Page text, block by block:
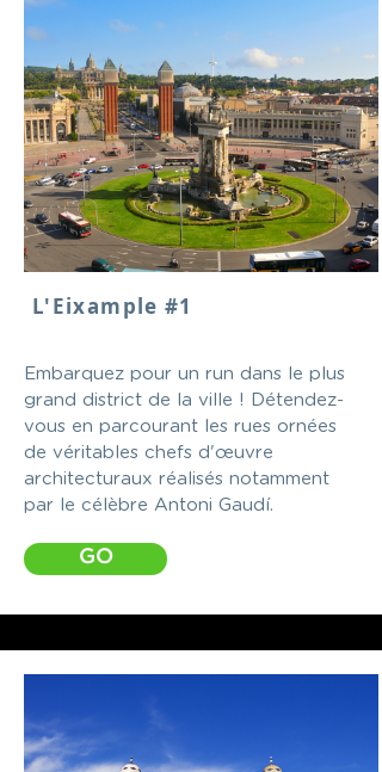
L'Eixample #1
Embarquez pour un run dans le plus
grand district de la ville ! Détendez-
vous en parcourant les rues ornées
de véritables chefs d'œuvre
architecturaux réalisés notamment
par le célèbre Antoni Gaudí.
GO